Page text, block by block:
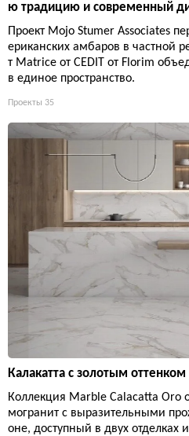
ю традицию и современный
Проект Mojo Stumer Associates
ериканских амбаров в частной
т Matrice от CEDIT от Florim
в единое пространство.
Проекты 35
Калакатта с золотым
Коллекция Marble Calacatta Oro
могранит с выразительными
оне, доступный в двух отделках